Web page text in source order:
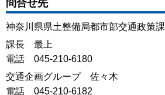
問合せ先
神奈川県県土整備局都市部交通政策課
課長 最上
電話 045-210-6180
交通企画グループ 佐々木
電話 045-210-6182